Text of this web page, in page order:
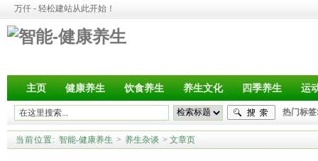
万仟 - 轻松建站从此开始！
主页 健康养生 饮食养生 养生文化 四季养生 运
热门标
当前位置: 智能-健康养生 > 养生杂谈 > 文章页